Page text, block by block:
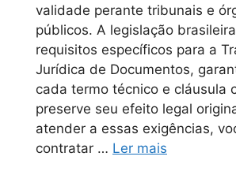
validade perante tribunais e
públicos. A legislação
requisitos específicos para a
Jurídica de Documentos,
cada termo técnico e cláusula
preserve seu efeito legal
atender a essas exigências,
contratar … Ler mais